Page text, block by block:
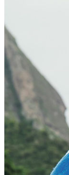
Filtrar & Ordenar